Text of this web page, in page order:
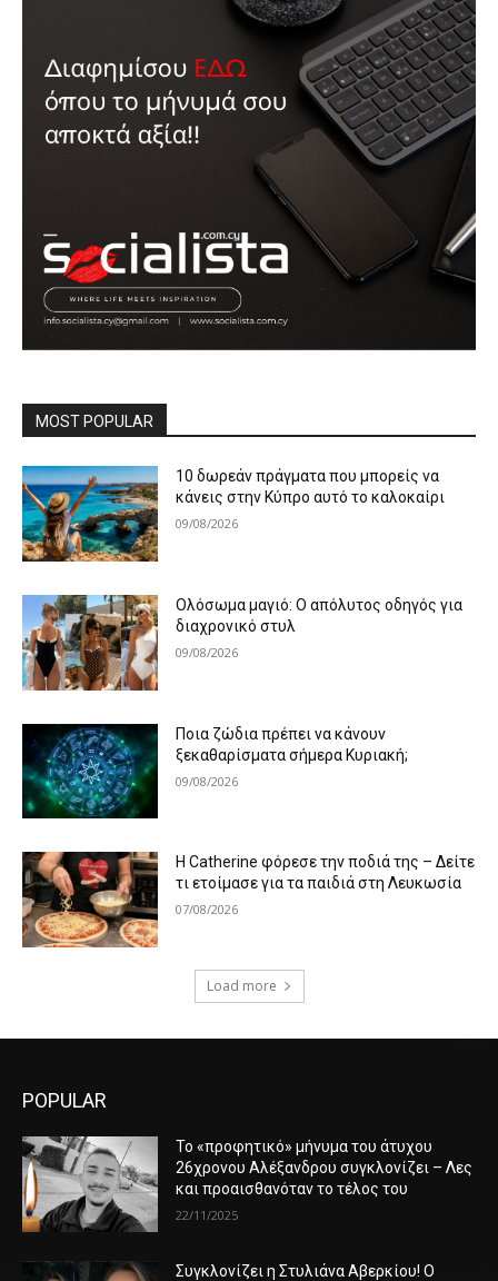
MOST POPULAR
10 δωρεάν πράγματα που μπορείς να
κάνεις στην Κύπρο αυτό το καλοκαίρι
09/08/2026
Ολόσωμα μαγιό: Ο απόλυτος οδηγός για
διαχρονικό στυλ
09/08/2026
Ποια ζώδια πρέπει να κάνουν
ξεκαθαρίσματα σήμερα Κυριακή;
09/08/2026
Η Catherine φόρεσε την ποδιά της – Δείτε
τι ετοίμασε για τα παιδιά στη Λευκωσία
07/08/2026
Load more
POPULAR
Το «προφητικό» μήνυμα του άτυχου
26χρονου Αλέξανδρου συγκλονίζει – Λες
και προαισθανόταν το τέλος του
22/11/2025
Συγκλονίζει η Στυλιάνα Αβερκίου! Ο